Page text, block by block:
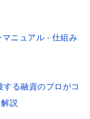
ニュアル - 仕組み
る融資のプロがコ
説